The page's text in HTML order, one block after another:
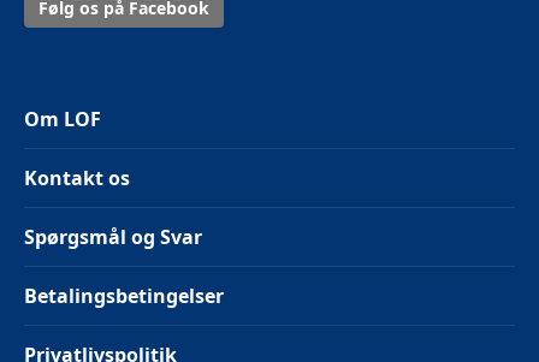
Følg os på Facebook
Om LOF
Kontakt os
Spørgsmål og Svar
Betalingsbetingelser
Privatlivspolitik